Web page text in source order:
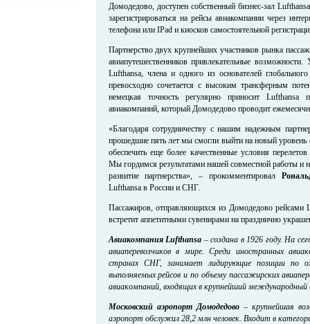
Домодедово, доступен собственный бизнес-зал
зарегистрироваться на рейсы авиакомпании через
телефона или IPad и киосков самостоятельной
Партнерство двух крупнейших участников рынка
авиапутешественников привлекательные
Lufthansa, члена и одного из основателей
превосходно сочетается с высоким трансферным
немецкая точность регулярно приносит Lufthansa
авиакомпаний, который Домодедово проводит
«Благодаря сотрудничеству с нашим надежным
прошедшие пять лет мы смогли выйти на новый уровень
обеспечить еще более качественные условия
Мы гордимся результатами нашей совместной работы и
развитие партнерства», – прокомментировал
Lufthansa в России и СНГ.
Пассажиров, отправляющихся из Домодедово рейсами
встретит аппетитными сувенирами на празднично
Авиакомпания Lufthansa – создана в 1926 году. На
авиаперевозчиков в мире. Среди иностранных
странах СНГ, занимает лидирующие позиции по
выполняемых рейсов и по объему пассажирских
авиакомпаний, входящих в крупнейший международный
Московский аэропорт Домодедово– крупнейшая
аэропорт обслужил 28,2 млн человек. Входит в